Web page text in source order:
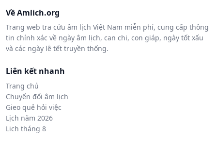
Về Amlich.org
Trang web tra cứu âm lịch Việt Nam miễn phí, cung cấp thông
tin chính xác về ngày âm lịch, can chi, con giáp, ngày tốt xấu
và các ngày lễ tết truyền thống.
Liên kết nhanh
Trang chủ
Chuyển đổi âm lịch
Gieo quẻ hỏi việc
Lịch năm 2026
Lịch tháng 8